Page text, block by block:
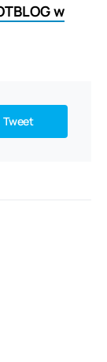
w
Tweet